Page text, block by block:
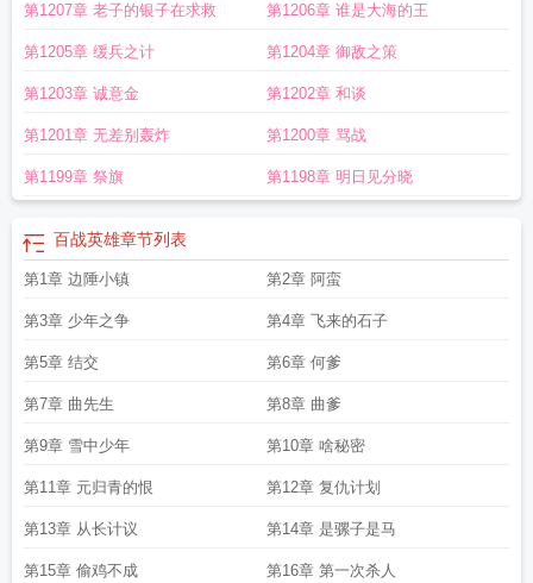
不殆的拼音 百战不殆前一句百战经典 百战佩恩百战英雄中原一败势难回
战百胜的拼音百战刀的微博
第1207章 老子的银子在求救 第1206章 谁是大海的王
第1205章 缓兵之计 第1204章 御敌之策
第1203章 诚意金 第1202章 和谈
第1201章 无差别轰炸 第1200章 骂战
第1199章 祭旗 第1198章 明日见分晓
百战英雄章节列表
第1章 边陲小镇 第2章 阿蛮
第3章 少年之争 第4章 飞来的石子
第5章 结交 第6章 何爹
第7章 曲先生 第8章 曲爹
第9章 雪中少年 第10章 啥秘密
第11章 元归青的恨 第12章 复仇计划
第13章 从长计议 第14章 是骡子是马
第15章 偷鸡不成 第16章 第一次杀人